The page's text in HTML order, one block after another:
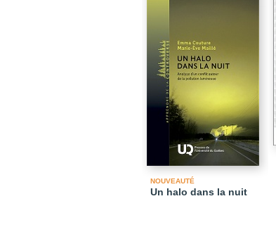
NOUVEAUTÉ
Un halo dans la nuit